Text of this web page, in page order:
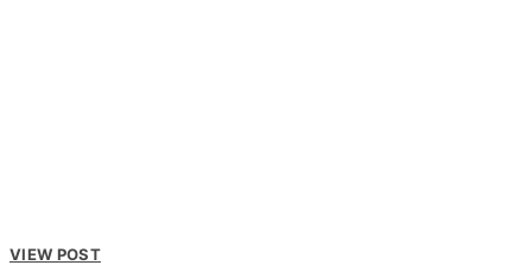
VIEW POST